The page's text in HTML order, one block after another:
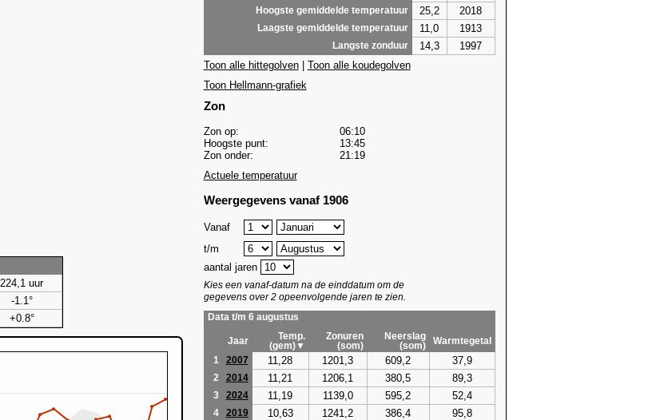
224,1 uur
-1.1°
+0.8°
Hoogste gemiddelde temperatuur 25,2 2018
Laagste gemiddelde temperatuur 11,0 1913
Langste zonduur 14,3
1997
Toon alle hittegolven| Toon alle koudegolven
Toon Hellmann-grafiek
Zon
Zon op:
06:10
Hoogste punt:
13:45
Zon onder:
21:19
Actuele temperatuur
Weergegevens vanaf 1906
Vanaf
t/m
aantal jaren
Kies een vanaf-datum na de einddatum om de
gegevens over 2 opeenvolgende jaren te zien.
Data t/m 6 augustus
Jaar
Temp.
(gem)▼
Zonuren
(som)
Neerslag
(som)
Warmtegetal
1
2007 11,28 1201,3 609,2 37,9
2 2014 11,21 1206,1 380,5 89,3
3 2024 11,19 1139,0 595,2 52,4
4 2019 10,63 1241,2 386,4 95,8